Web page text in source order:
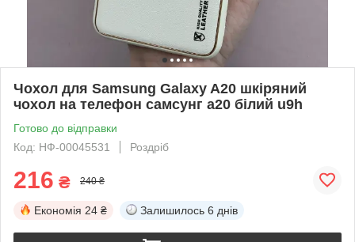
Чохол для Samsung Galaxy A20 шкіряний
чохол на телефон самсунг а20 білий u9h
Готово до відправки
Код: НФ-00045531
Роздріб
216 ₴ 240 ₴
Економія 24 ₴ Залишилось 6 днів